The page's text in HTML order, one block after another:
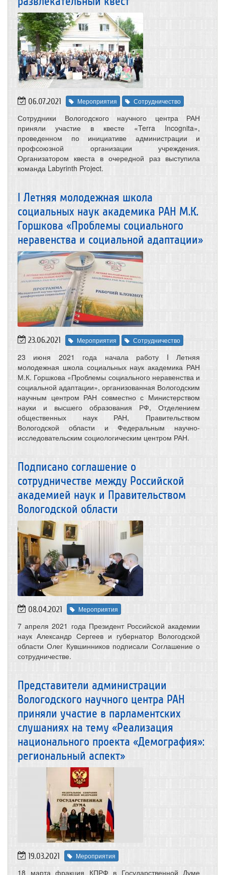
06.07.2021 Мероприятия Сотрудничество
Сотрудники Вологодского научного центра РАН
приняли участие в квесте «Terra Incognita»,
проведенном по инициативе администрации и
профсоюзной организации учреждения.
Организатором квеста в очередной раз выступила
команда Labyrinth Project.
I Летняя молодежная школа
социальных наук академика РАН М.К.
Горшкова «Проблемы социального
неравенства и социальной адаптации»
23.06.2021 Мероприятия Сотрудничество
23 июня 2021 года начала работу I Летняя
молодежная школа социальных наук академика РАН
М.К. Горшкова «Проблемы социального неравенства и
социальной адаптации», организованная Вологодским
научным центром РАН совместно с Министерством
науки и высшего образования РФ, Отделением
общественных наук РАН, Правительством
Вологодской области и Федеральным научно-
исследовательским социологическим центром РАН.
Подписано соглашение о
сотрудничестве между Российской
академией наук и Правительством
Вологодской области
08.04.2021 Мероприятия
7 апреля 2021 года Президент Российской академии
наук Александр Сергеев и губернатор Вологодской
области Олег Кувшинников подписали Соглашение о
сотрудничестве.
Представители администрации
Вологодского научного центра РАН
приняли участие в парламентских
слушаниях на тему «Реализация
национального проекта «Демография»:
региональный аспект»
19.03.2021 Мероприятия
18 марта фракция КПРФ в Государственной Думе